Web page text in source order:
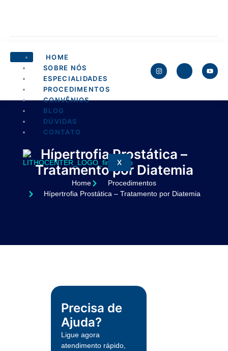
HOME
SOBRE NÓS
ESPECIALIDADES
PROCEDIMENTOS
CONVÊNIOS
BLOG
DÚVIDAS
CONTATO
X
Hípertrofia Prostática –
Tratamento por Diatemia
Home
Procedimentos
Hípertrofia Prostática – Tratamento por Diatemia
Precisa de
Ajuda?
Ligue agora
atendimento rápido,